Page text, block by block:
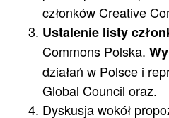
członków Creative
Ustalenie listy
Commons Polska.
działań w Polsce i
Global Council oraz.
Dyskusja wokół